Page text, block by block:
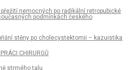
nemocných po radikální retropubické
podmínkách českého
stěny po cholecystektomii – kazuistika
CHIRURGŮ
strmého talu